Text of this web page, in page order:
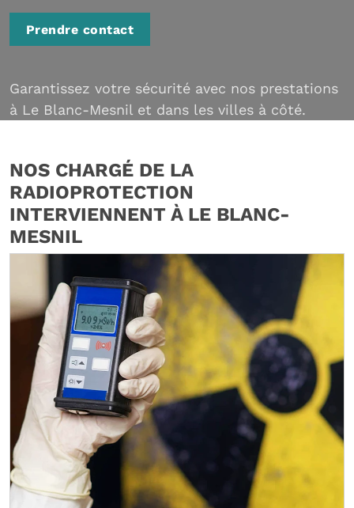
Prendre contact
Garantissez votre sécurité avec nos prestations
à Le Blanc-Mesnil et dans les villes à côté.
NOS CHARGÉ DE LA
RADIOPROTECTION
INTERVIENNENT À LE BLANC-
MESNIL